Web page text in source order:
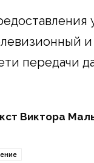
передачи
Виктора